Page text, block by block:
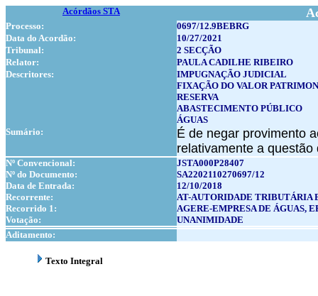
Acórdãos STA
Processo:
0697/12.9BEBRG
Data do Acordão:
10/27/2021
Tribunal:
2 SECÇÃO
Relator:
PAULA CADILHE RIBEIRO
Descritores:
IMPUGNAÇÃO JUDICIAL
FIXAÇÃO DO VALOR
RESERVA
ABASTECIMENTO PÚBLICO
ÁGUAS
Sumário:
É de negar provimento
relativamente a
Nº Convencional:
JSTA000P28407
Nº do Documento:
SA2202110270697/12
Data de Entrada:
12/10/2018
Recorrente:
AT-AUTORIDADE TRIBUTÁRIA
Recorrido 1:
AGERE-EMPRESA DE ÁGUAS,
Votação:
UNANIMIDADE
Aditamento:
Texto Integral